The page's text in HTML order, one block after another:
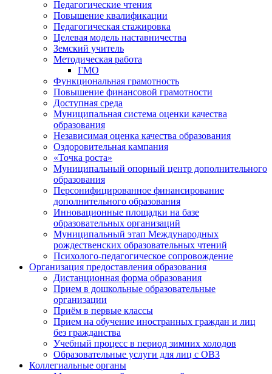
Педагогические чтения
Повышение квалификации
Педагогическая стажировка
Целевая модель наставничества
Земский учитель
Методическая работа
ГМО
Функциональная грамотность
Повышение финансовой грамотности
Доступная среда
Муниципальная система оценки качества
образования
Независимая оценка качества образования
Оздоровительная кампания
«Точка роста»
Муниципальный опорный центр дополнительного
образования
Персонифицированное финансирование
дополнительного образования
Инновационные площадки на базе
образовательных организаций
Муниципальный этап Международных
рождественских образовательных чтений
Психолого-педагогическое сопровождение
Организация предоставления образования
Дистанционная форма образования
Прием в дошкольные образовательные
организации
Приём в первые классы
Прием на обучение иностранных граждан и лиц
без гражданства
Учебный процесс в период зимних холодов
Образовательные услуги для лиц с ОВЗ
Коллегиальные органы